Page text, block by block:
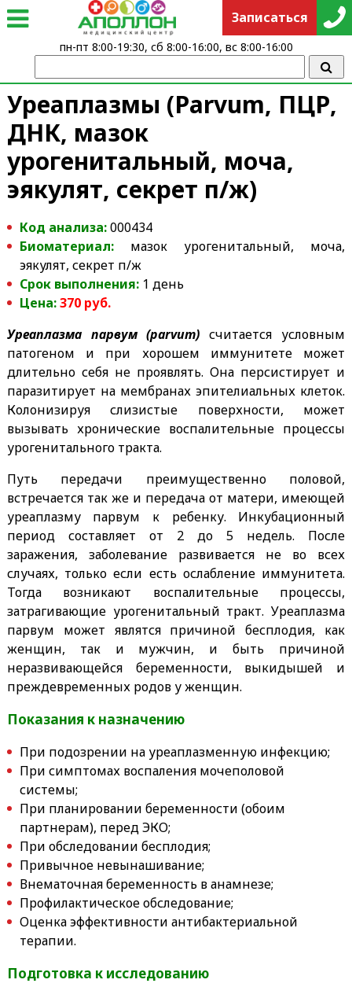
Уреаплазмы (Parvum, ПЦР,
ДНК, мазок
урогенитальный, моча,
эякулят, секрет п/ж)
Код анализа:000434
Биоматериал: мазок урогенитальный, моча,
эякулят, секрет п/ж
Срок выполнения: 1 день
Цена:370руб.
Уреаплазма парвум (parvum) считается условным
патогеном и при хорошем иммунитете может
длительно себя не проявлять. Она персистирует и
паразитирует на мембранах эпителиальных клеток.
Колонизируя слизистые поверхности, может
вызывать хронические воспалительные процессы
урогенитального тракта.
Путь передачи преимущественно половой,
встречается так же и передача от матери, имеющей
уреаплазму парвум к ребенку. Инкубационный
период составляет от 2 до 5 недель. После
заражения, заболевание развивается не во всех
случаях, только если есть ослабление иммунитета.
Тогда возникают воспалительные процессы,
затрагивающие урогенитальный тракт. Уреаплазма
парвум может являтся причиной бесплодия, как
женщин, так и мужчин, и быть причиной
неразвивающейся беременности, выкидышей и
преждевременных родов у женщин.
Показания к назначению
При подозрении на уреаплазменную инфекцию;
При симптомах воспаления мочеполовой
системы;
При планировании беременности (обоим
партнерам), перед ЭКО;
При обследовании бесплодия;
Привычное невынашивание;
Внематочная беременность в анамнезе;
Профилактическое обследование;
Оценка эффективности антибактериальной
терапии.
Подготовка к исследованию
Записаться
пн-пт 8:00-19:30, сб 8:00-16:00, вс 8:00-16:00